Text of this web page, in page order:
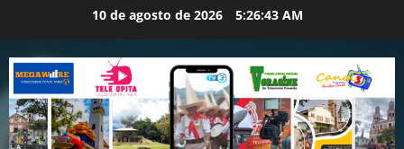
contenido
10 de agosto de 2026 5:26:44 AM